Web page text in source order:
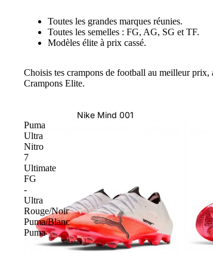
Nike Mind 001
Toutes les grandes marques réunies.
Toutes les semelles : FG, AG, SG et TF.
Modèles élite à prix cassé.
Choisis tes crampons de football au meilleur prix,
Crampons Elite.
Puma
Ultra
Nitro
7
Ultimate
FG
-
Ultra
Rouge/Noir
Puma/Blanc
Puma